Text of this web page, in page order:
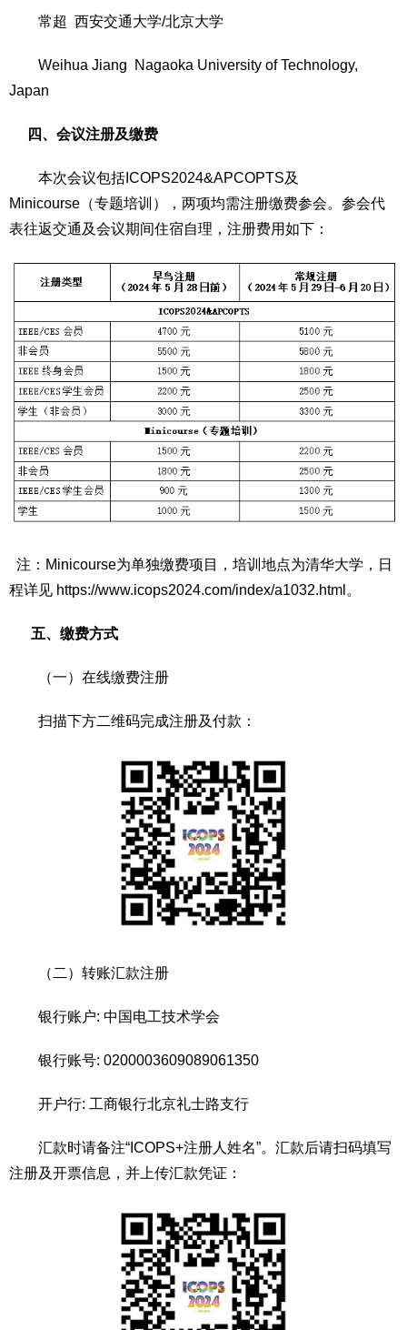
常超 西安交通大学/北京大学
Weihua Jiang Nagaoka University of Technology,
Japan
四、会议注册及缴费
本次会议包括ICOPS2024&APCOPTS及
Minicourse（专题培训），两项均需注册缴费参会。参会代
表往返交通及会议期间住宿自理，注册费用如下：
注：Minicourse为单独缴费项目，培训地点为清华大学，日
程详见 https://www.icops2024.com/index/a1032.html。
五、缴费方式
（一）在线缴费注册
扫描下方二维码完成注册及付款：
（二）转账汇款注册
银行账户: 中国电工技术学会
银行账号: 0200003609089061350
开户行: 工商银行北京礼士路支行
汇款时请备注“ICOPS+注册人姓名”。汇款后请扫码填写
注册及开票信息，并上传汇款凭证：